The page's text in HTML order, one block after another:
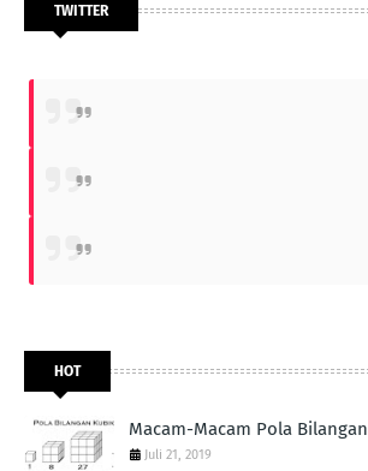
TWITTER
HOT
Macam-Macam Pola Bilangan
Juli 21, 2019